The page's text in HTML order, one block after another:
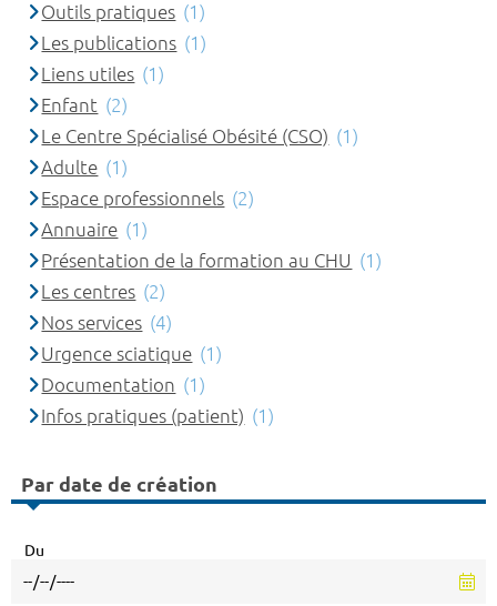
Outils pratiques (1)
Les publications (1)
Liens utiles (1)
Enfant (2)
Le Centre Spécialisé Obésité (CSO) (1)
Adulte (1)
Espace professionnels (2)
Annuaire (1)
Présentation de la formation au CHU (1)
Les centres (2)
Nos services (4)
Urgence sciatique (1)
Documentation (1)
Infos pratiques (patient) (1)
Par date de création
Du